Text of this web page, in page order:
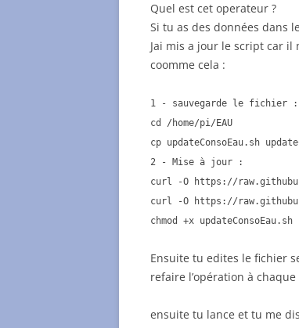
Quel est cet operateur ?
Si tu as des données dans
Jai mis a jour le script car
coomme cela :
1 - sauvegarde le fichier :
cd /home/pi/EAU
cp updateConsoEau.sh
2 - Mise à jour :
curl -O https://
curl -O https://
chmod +x updateConsoEau.sh
Ensuite tu edites le fichier
refaire l’opération à
ensuite tu lance et tu me